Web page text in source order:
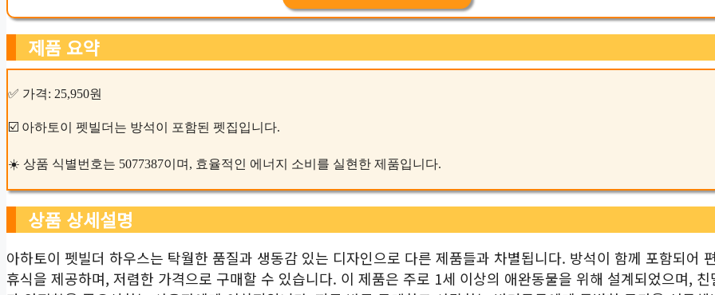
제품 요약
✅ 가격: 25,950원
☑️ 아하토이 펫빌더는 방석이 포함된 펫집입니다.
☀️ 상품 식별번호는 5077387이며, 효율적인 에너지 소비를 실현한 제품입니다.
상품 상세설명
아하토이 펫빌더 하우스는 탁월한 품질과 생동감 있는 디자인으로 다른 제품들과 차별됩니다. 방석이 함께 포함되어
휴식을 제공하며, 저렴한 가격으로 구매할 수 있습니다. 이 제품은 주로 1세 이상의 애완동물을 위해 설계되었으며, 친